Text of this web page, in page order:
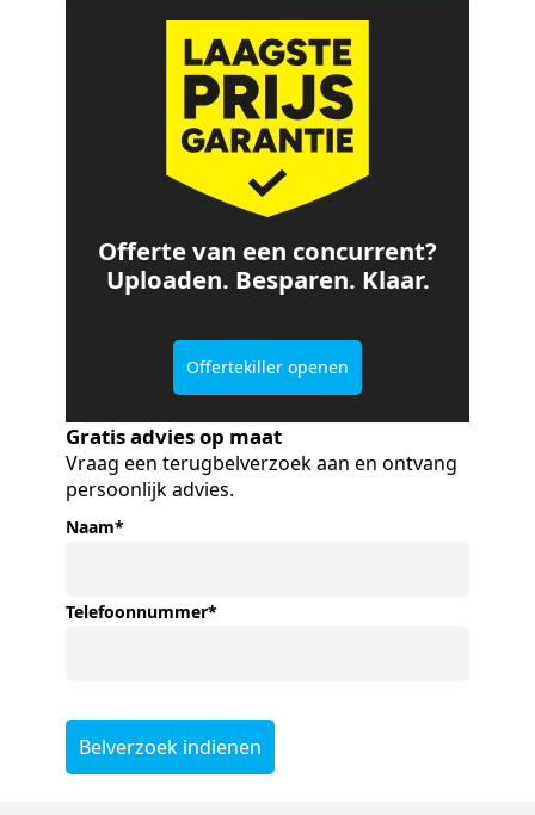
Offerte van een concurrent?
Uploaden. Besparen. Klaar.
Offertekiller openen
Gratis advies op maat
Vraag een terugbelverzoek aan en ontvang
persoonlijk advies.
Naam*
Telefoonnummer*
Belverzoek indienen